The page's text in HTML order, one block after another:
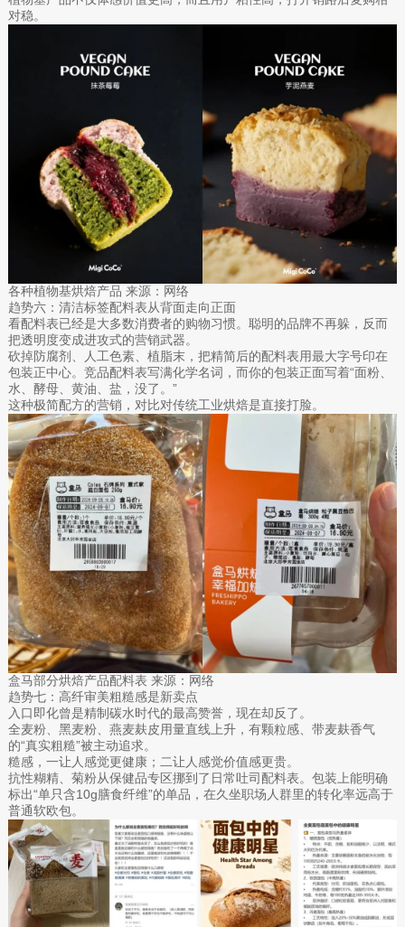
对稳。
各种植物基烘焙产品 来源：网络
趋势六：清洁标签配料表从背面走向正面
看配料表已经是大多数消费者的购物习惯。聪明的品牌不再躲，反而
把透明度变成进攻式的营销武器。
砍掉防腐剂、人工色素、植脂末，把精简后的配料表用最大字号印在
包装正中心。竞品配料表写满化学名词，而你的包装正面写着“面粉、
水、酵母、黄油、盐，没了。”
这种极简配方的营销，对比对传统工业烘焙是直接打脸。
盒马部分烘焙产品配料表 来源：网络
趋势七：高纤审美粗糙感是新卖点
入口即化曾是精制碳水时代的最高赞誉，现在却反了。
全麦粉、黑麦粉、燕麦麸皮用量直线上升，有颗粒感、带麦麸香气
的“真实粗糙”被主动追求。
糙感，一让人感觉更健康；二让人感觉价值感更贵。
抗性糊精、菊粉从保健品专区挪到了日常吐司配料表。包装上能明确
标出“单只含10g膳食纤维”的单品，在久坐职场人群里的转化率远高于
普通软欧包。